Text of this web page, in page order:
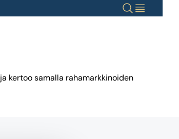
HakuValikko
kertoo samalla rahamarkkinoiden